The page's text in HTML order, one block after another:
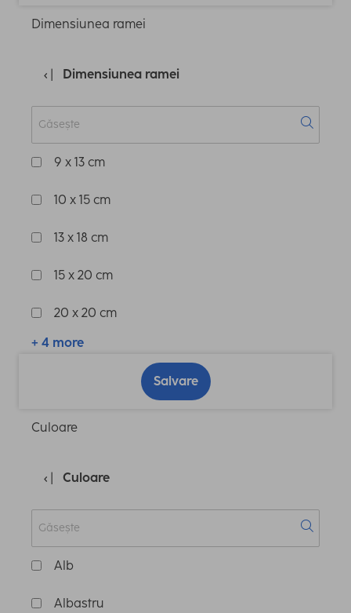
Dimensiunea ramei
Dimensiunea ramei
9 x 13 cm
10 x 15 cm
13 x 18 cm
15 x 20 cm
20 x 20 cm
+ 4 more
Salvare
Culoare
Culoare
Alb
Albastru